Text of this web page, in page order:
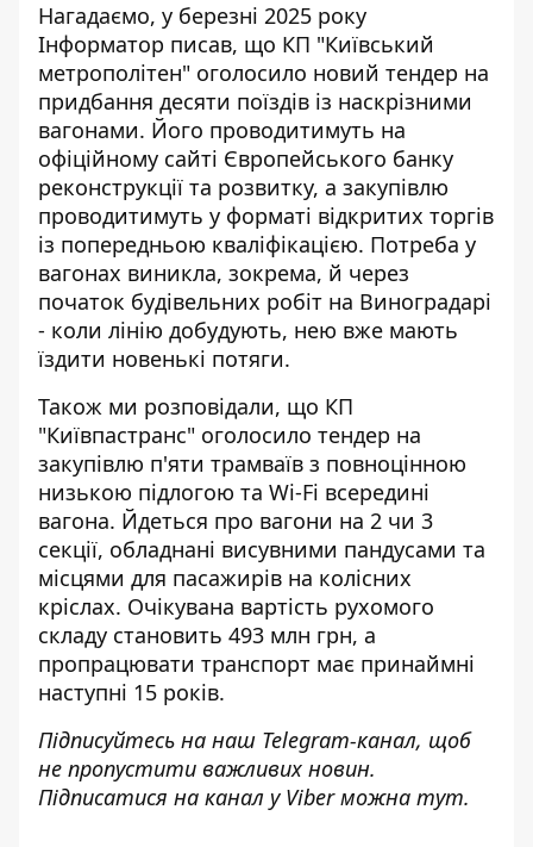
Нагадаємо, у березні 2025 року
Інформатор писав, що КП "Київський
метрополітен" оголосило новий тендер на
придбання десяти поїздів із наскрізними
вагонами. Його проводитимуть на
офіційному сайті Європейського банку
реконструкції та розвитку, а закупівлю
проводитимуть у форматі відкритих торгів
із попередньою кваліфікацією. Потреба у
вагонах виникла, зокрема, й через
початок будівельних робіт на Виноградарі
- коли лінію добудують, нею вже мають
їздити новенькі потяги.
Також ми розповідали, що КП
"Київпастранс" оголосило тендер на
закупівлю п'яти трамваїв з повноцінною
низькою підлогою та Wi-Fi всередині
вагона. Йдеться про вагони на 2 чи 3
секції, обладнані висувними пандусами та
місцями для пасажирів на колісних
кріслах. Очікувана вартість рухомого
складу становить 493 млн грн, а
пропрацювати транспорт має принаймні
наступні 15 років.
Підписуйтесь на наш Telegram-канал, щоб
не пропустити важливих новин.
Підписатися на канал у Viber можна тут.